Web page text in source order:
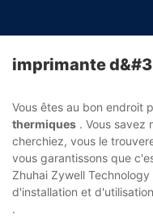
imprimante
Vous êtes au bon endroit
thermiques . Vous savez
cherchiez, vous le
vous garantissons que
Zhuhai Zywell
d'installation et
.